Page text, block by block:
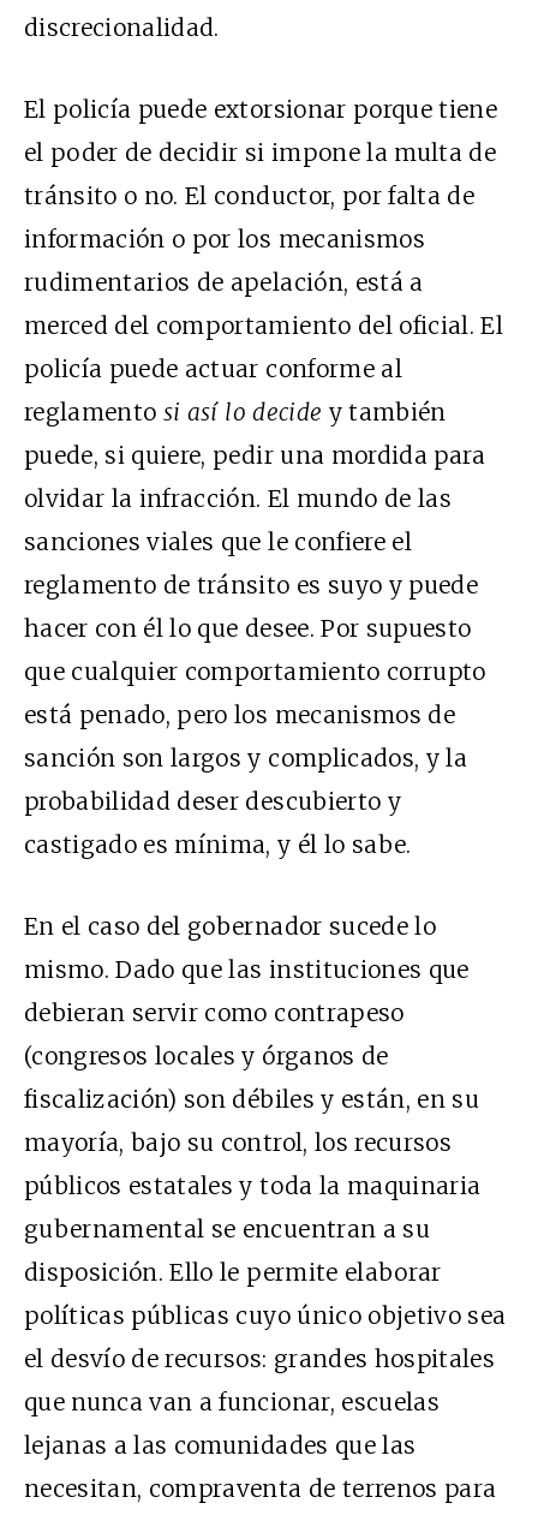
discrecionalidad.
El policía puede extorsionar porque tiene
el poder de decidir si impone la multa de
tránsito o no. El conductor, por falta de
información o por los mecanismos
rudimentarios de apelación, está a
merced del comportamiento del oficial. El
policía puede actuar conforme al
reglamento si así lo decide y también
puede, si quiere, pedir una mordida para
olvidar la infracción. El mundo de las
sanciones viales que le confiere el
reglamento de tránsito es suyo y puede
hacer con él lo que desee. Por supuesto
que cualquier comportamiento corrupto
está penado, pero los mecanismos de
sanción son largos y complicados, y la
probabilidad deser descubierto y
castigado es mínima, y él lo sabe.
En el caso del gobernador sucede lo
mismo. Dado que las instituciones que
debieran servir como contrapeso
(congresos locales y órganos de
fiscalización) son débiles y están, en su
mayoría, bajo su control, los recursos
públicos estatales y toda la maquinaria
gubernamental se encuentran a su
disposición. Ello le permite elaborar
políticas públicas cuyo único objetivo sea
el desvío de recursos: grandes hospitales
que nunca van a funcionar, escuelas
lejanas a las comunidades que las
necesitan, compraventa de terrenos para